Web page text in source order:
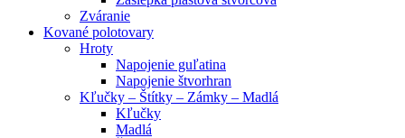
Zváranie
Kované polotovary
Hroty
Napojenie guľatina
Napojenie štvorhran
Kľučky – Štítky – Zámky – Madlá
Kľučky
Madlá